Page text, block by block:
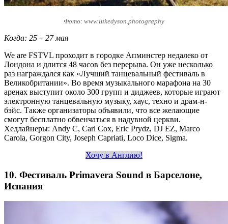
Фото: www.lukedyson.photography
Когда: 25 – 27 мая
We are FSTVL проходит в городке Апминстер недалеко от
Лондона и длится 48 часов без перерыва. Он уже несколько
раз награждался как «Лучший танцевальный фестиваль в
Великобритании». Во время музыкального марафона на 30
аренах выступит около 300 групп и диджеев, которые играют
электронную танцевальную музыку, хаус, техно и драм-н-
бэйс. Также организаторы объявили, что все желающие
смогут бесплатно обвенчаться в надувной церкви.
Хедлайнеры: Andy C, Carl Cox, Eric Prydz, DJ EZ, Marco
Carola, Gorgon City, Joseph Capriati, Loco Dice, Sigma.
Хочу в Англию!
10. Фестиваль Primavera Sound в Барселоне,
Испания